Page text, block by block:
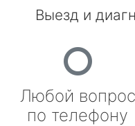
Выезд и
Любой вопрос
по телефону